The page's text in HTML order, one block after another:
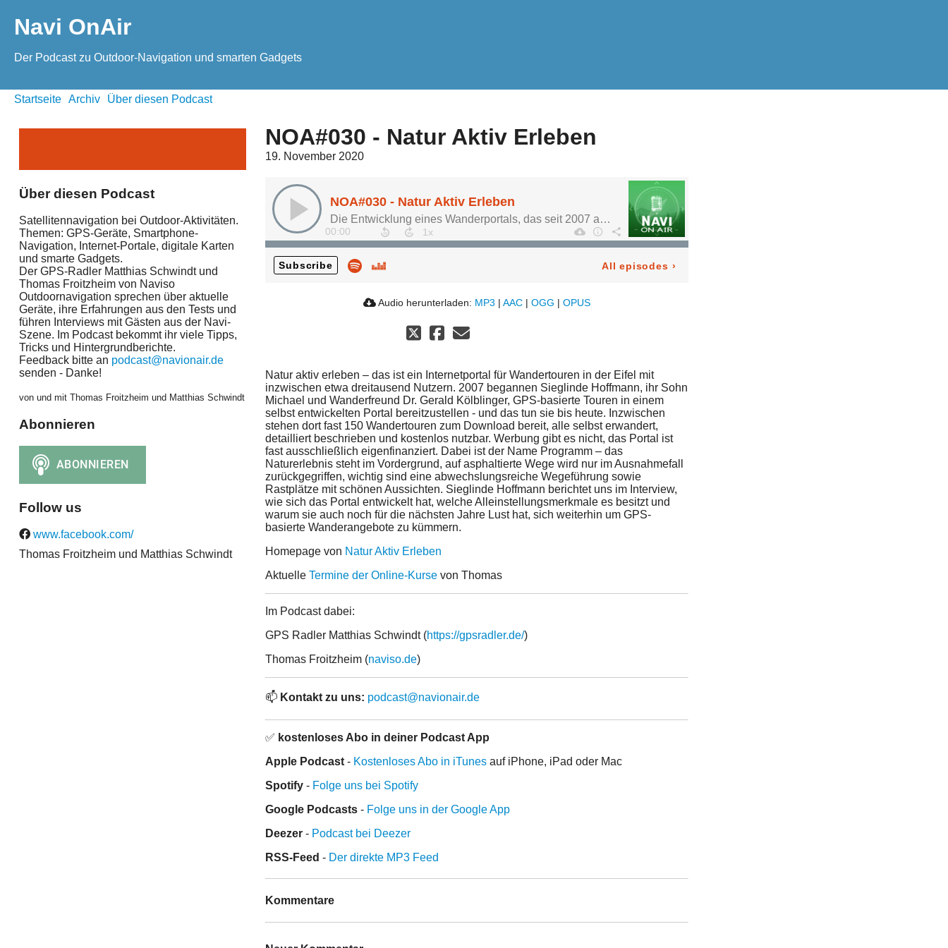
Navi OnAir
Der Podcast zu Outdoor-Navigation und smarten Gadgets
Startseite Archiv Über diesen Podcast
Über diesen Podcast
Satellitennavigation bei Outdoor-Aktivitäten.
Themen: GPS-Geräte, Smartphone-
Navigation, Internet-Portale, digitale Karten
und smarte Gadgets.
Der GPS-Radler Matthias Schwindt und
Thomas Froitzheim von Naviso
Outdoornavigation sprechen über aktuelle
Geräte, ihre Erfahrungen aus den Tests und
führen Interviews mit Gästen aus der Navi-
Szene. Im Podcast bekommt ihr viele Tipps,
Tricks und Hintergrundberichte.
Feedback bitte an podcast@navionair.de
senden - Danke!
von und mit Thomas Froitzheim und Matthias Schwindt
Abonnieren
Follow us
www.facebook.com/
Thomas Froitzheim und Matthias Schwindt
NOA#030 - Natur Aktiv Erleben
19. November 2020
NOA#030 - Natur Aktiv Erleben
Die Entwicklung eines Wanderportals, das seit 2007 auf GPS-Nutzung setzt
00:00
Subscribe All episodes ›
Audio herunterladen: MP3 |AAC |OGG |OPUS
Natur aktiv erleben – das ist ein Internetportal für Wandertouren in der Eifel mit
inzwischen etwa dreitausend Nutzern. 2007 begannen Sieglinde Hoffmann, ihr Sohn
Michael und Wanderfreund Dr. Gerald Kölblinger, GPS-basierte Touren in einem
selbst entwickelten Portal bereitzustellen - und das tun sie bis heute. Inzwischen
stehen dort fast 150 Wandertouren zum Download bereit, alle selbst erwandert,
detailliert beschrieben und kostenlos nutzbar. Werbung gibt es nicht, das Portal ist
fast ausschließlich eigenfinanziert. Dabei ist der Name Programm – das
Naturerlebnis steht im Vordergrund, auf asphaltierte Wege wird nur im Ausnahmefall
zurückgegriffen, wichtig sind eine abwechslungsreiche Wegeführung sowie
Rastplätze mit schönen Aussichten. Sieglinde Hoffmann berichtet uns im Interview,
wie sich das Portal entwickelt hat, welche Alleinstellungsmerkmale es besitzt und
warum sie auch noch für die nächsten Jahre Lust hat, sich weiterhin um GPS-
basierte Wanderangebote zu kümmern.
Homepage von Natur Aktiv Erleben
AktuelleTermine der Online-Kurse von Thomas
Im Podcast dabei:
GPS Radler Matthias Schwindt (https://gpsradler.de/)
Thomas Froitzheim (naviso.de)
📫 Kontakt zu uns: podcast@navionair.de
✅ kostenloses Abo in deiner Podcast App
Apple Podcast- Kostenloses Abo in iTunes auf iPhone, iPad oder Mac
Spotify - Folge uns bei Spotify
Google Podcasts - Folge uns in der Google App
Deezer - Podcast bei Deezer
RSS-Feed - Der direkte MP3 Feed
Kommentare